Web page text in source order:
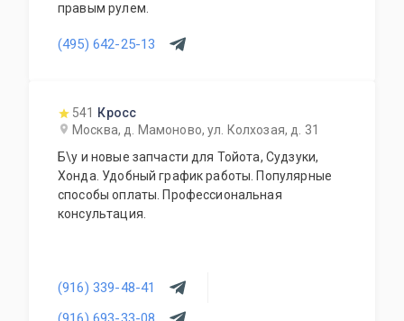
правым рулем.
(495) 642-25-13
541
Кросс
Москва, д. Мамоново, ул. Колхозая, д. 31
Б\у и новые запчасти для Тойота, Судзуки,
Хонда. Удобный график работы. Популярные
способы оплаты. Профессиональная
консультация.
(916) 339-48-41